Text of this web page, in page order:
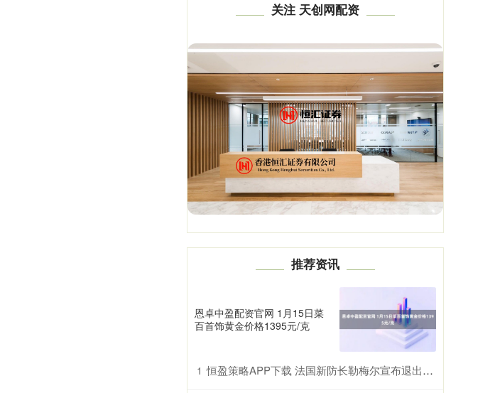
关注 天创网配资
推荐资讯
恩卓中盈配资官网 1月15日菜
百首饰黄金价格1395元/克
1 恒盈策略APP下载 法国新防长勒梅尔宣布退出政府以促进组阁谈判